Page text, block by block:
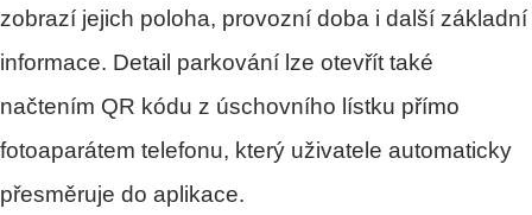
zobrazí jejich poloha, provozní doba i další základní
informace. Detail parkování lze otevřít také
načtením QR kódu z úschovního lístku přímo
fotoaparátem telefonu, který uživatele automaticky
přesměruje do aplikace.